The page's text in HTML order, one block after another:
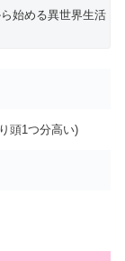
始める異世界生活
頭1つ分高い)